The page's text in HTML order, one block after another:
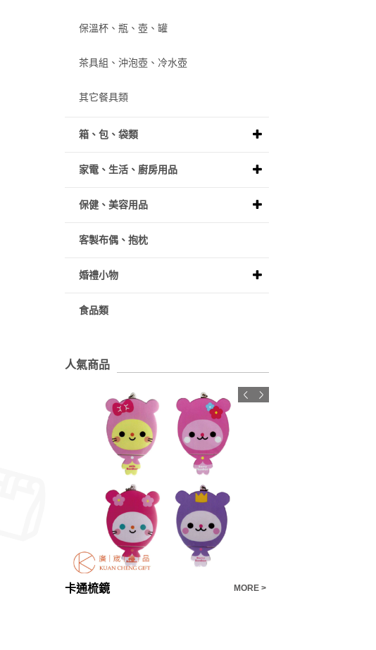
保溫杯、瓶、壺、罐
茶具組、沖泡壺、冷水壺
其它餐具類
箱、包、袋類
家電、生活、廚房用品
保健、美容用品
客製布偶、抱枕
婚禮小物
食品類
人氣商品
卡通梳鏡 MORE >